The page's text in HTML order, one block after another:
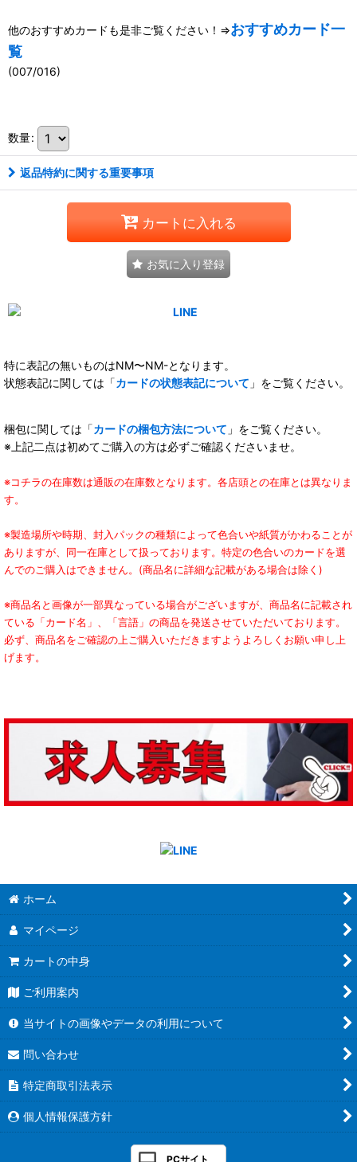
他のおすすめカードも是非ご覧ください！⇒おすすめカード一
覧
(007/016)
数量:
返品特約に関する重要事項
カートに入れる
お気に入り登録
特に表記の無いものはNM〜NM-となります。
状態表記に関しては「カードの状態表記について 」をご覧ください。
梱包に関しては「カードの梱包方法について 」をご覧ください。
※上記二点は初めてご購入の方は必ずご確認くださいませ。
※コチラの在庫数は通販の在庫数となります。各店頭との在庫とは異なりま
す。
※製造場所や時期、封入パックの種類によって色合いや紙質がかわることが
ありますが、同一在庫として扱っております。特定の色合いのカードを選
んでのご購入はできません。(商品名に詳細な記載がある場合は除く)
※商品名と画像が一部異なっている場合がございますが、商品名に記載され
ている「カード名」、「言語」の商品を発送させていただいております。
必ず、商品名をご確認の上ご購入いただきますようよろしくお願い申し上
げます。
ホーム
マイページ
カートの中身
ご利用案内
当サイトの画像やデータの利用について
問い合わせ
特定商取引法表示
個人情報保護方針
PCサイト